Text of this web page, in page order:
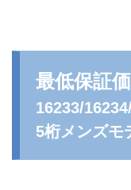
最低保証
16233/
5桁メンズモ